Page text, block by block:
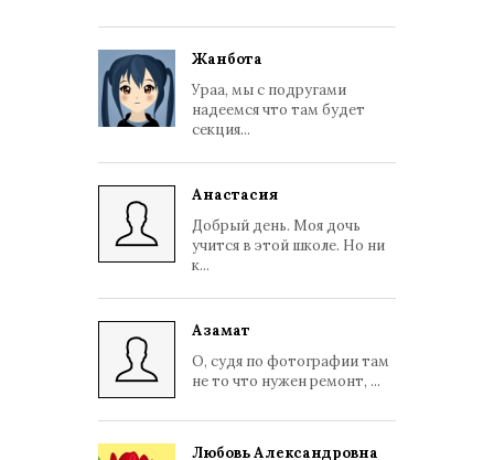
Жанбота
Ураа, мы с подругами
надеемся что там будет
секция...
Анастасия
Добрый день. Моя дочь
учится в этой школе. Но ни
к...
Азамат
О, судя по фотографии там
не то что нужен ремонт, ...
Любовь Александровна